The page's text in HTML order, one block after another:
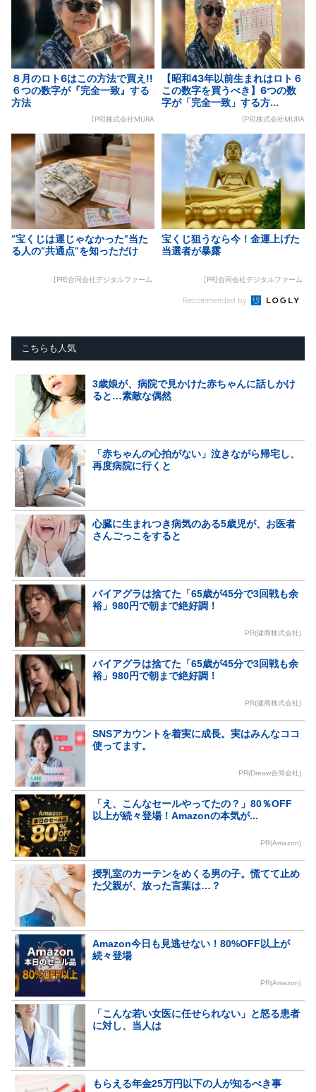
８月のロト6はこの方法で買え!!
６つの数字が『完全一致』する
方法
[PR]株式会社MURA
【昭和43年以前生まれはロト６
この数字を買うべき】6つの数
字が「完全一致」する方...
[PR]株式会社MURA
“宝くじは運じゃなかった”当た
る人の“共通点”を知っただけ
[PR]合同会社デジタルファーム
宝くじ狙うなら今！金運上げた
当選者が暴露
[PR]合同会社デジタルファーム
Recommended by
こちらも人気
3歳娘が、病院で見かけた赤ちゃんに話しかけ
ると…素敵な偶然
「赤ちゃんの心拍がない」泣きながら帰宅し、
再度病院に行くと
心臓に生まれつき病気のある5歳児が、お医者
さんごっこをすると
バイアグラは捨てた「65歳が45分で3回戦も余
裕」980円で朝まで絶好調！
PR(健商株式会社)
バイアグラは捨てた「65歳が45分で3回戦も余
裕」980円で朝まで絶好調！
PR(健商株式会社)
SNSアカウントを着実に成長。実はみんなココ
使ってます。
PR(Dreaw合同会社)
「え、こんなセールやってたの？」80％OFF
以上が続々登場！Amazonの本気が...
PR(Amazon)
授乳室のカーテンをめくる男の子。慌てて止め
た父親が、放った言葉は…？
Amazon今日も見逃せない！80%OFF以上が
続々登場
PR(Amazon)
「こんな若い女医に任せられない」と怒る患者
に対し、当人は
もらえる年金25万円以下の人が知るべき事